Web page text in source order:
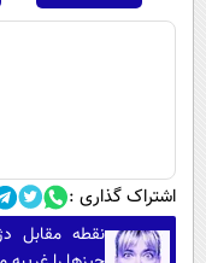
اشتراک گذاری :
نقطه مقابل